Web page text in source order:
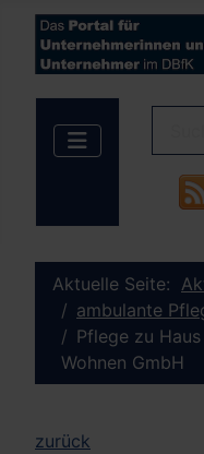
Aktuelle Seite:
ambulante
Pflege zu
Wohnen GmbH
zurück